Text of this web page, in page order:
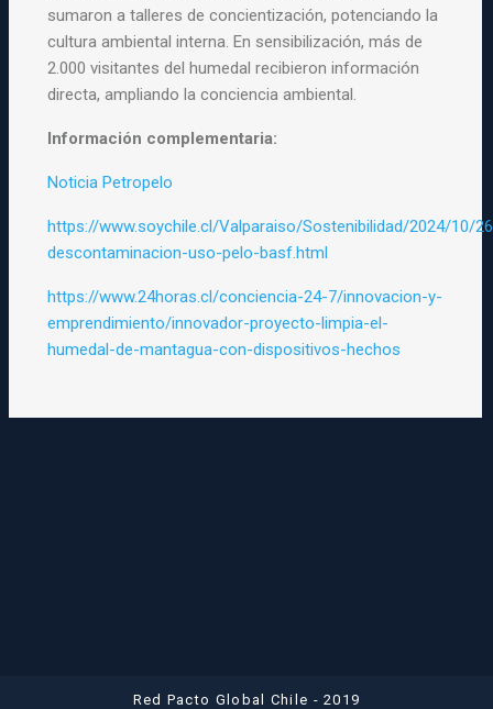
sumaron a talleres de concientización, potenciando la
cultura ambiental interna. En sensibilización, más de
2.000 visitantes del humedal recibieron información
directa, ampliando la conciencia ambiental.
Información complementaria:
Noticia Petropelo
https://www.soychile.cl/Valparaiso/Sostenibilidad/2024/10/
descontaminacion-uso-pelo-basf.html
https://www.24horas.cl/conciencia-24-7/innovacion-y-
emprendimiento/innovador-proyecto-limpia-el-
humedal-de-mantagua-con-dispositivos-hechos
Red Pacto Global Chile - 2019